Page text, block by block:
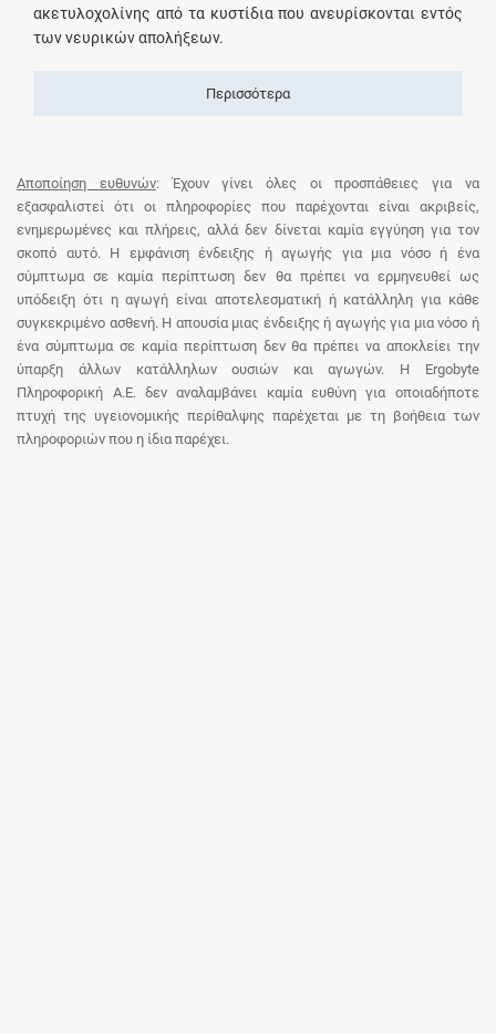
ακετυλοχολίνης από τα κυστίδια που ανευρίσκονται εντός
των νευρικών απολήξεων.
Περισσότερα
Αποποίηση ευθυνών: Έχουν γίνει όλες οι προσπάθειες για να
εξασφαλιστεί ότι οι πληροφορίες που παρέχονται είναι ακριβείς,
ενημερωμένες και πλήρεις, αλλά δεν δίνεται καμία εγγύηση για τον
σκοπό αυτό. Η εμφάνιση ένδειξης ή αγωγής για μια νόσο ή ένα
σύμπτωμα σε καμία περίπτωση δεν θα πρέπει να ερμηνευθεί ως
υπόδειξη ότι η αγωγή είναι αποτελεσματική ή κατάλληλη για κάθε
συγκεκριμένο ασθενή. Η απουσία μιας ένδειξης ή αγωγής για μια νόσο ή
ένα σύμπτωμα σε καμία περίπτωση δεν θα πρέπει να αποκλείει την
ύπαρξη άλλων κατάλληλων ουσιών και αγωγών. Η Ergobyte
Πληροφορική Α.Ε. δεν αναλαμβάνει καμία ευθύνη για οποιαδήποτε
πτυχή της υγειονομικής περίθαλψης παρέχεται με τη βοήθεια των
πληροφοριών που η ίδια παρέχει.